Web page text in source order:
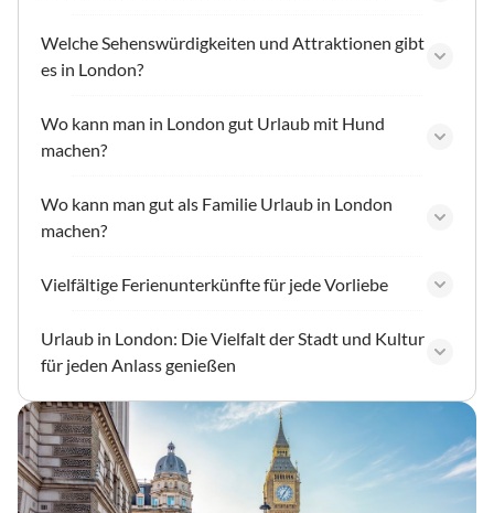
Welche Sehenswürdigkeiten und Attraktionen gibt
es in London?
Wo kann man in London gut Urlaub mit Hund
machen?
Wo kann man gut als Familie Urlaub in London
machen?
Vielfältige Ferienunterkünfte für jede Vorliebe
Urlaub in London: Die Vielfalt der Stadt und Kultur
für jeden Anlass genießen